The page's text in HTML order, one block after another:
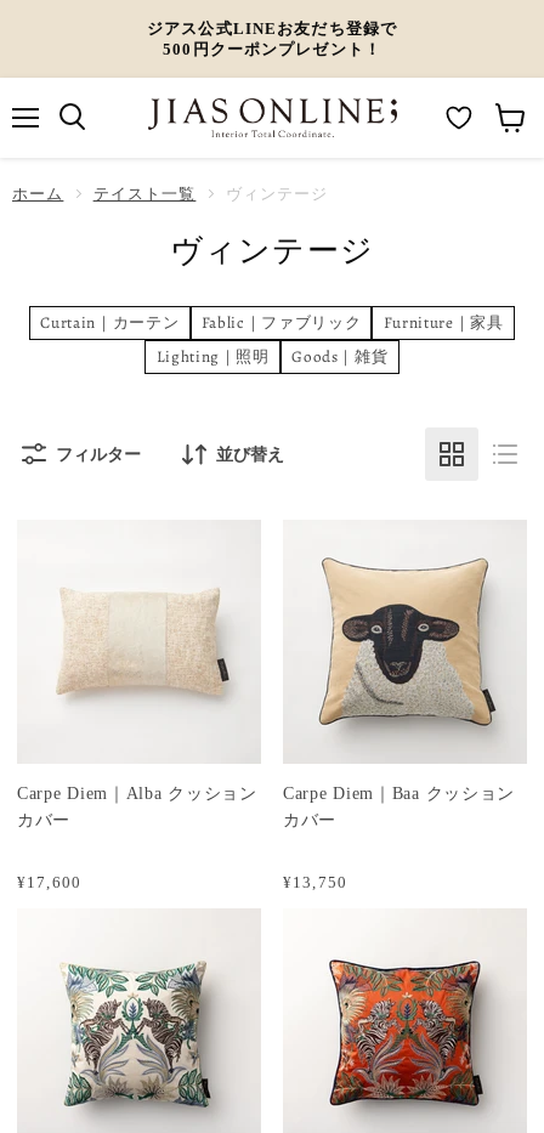
ジアス公式LINEお友だち登録で
500円クーポンプレゼント！
ー
t
る
ホーム テイスト一覧 ヴィンテージ
ヴィンテージ
Curtain｜カーテン Fablic｜ファブリック
Furniture｜家具
Lighting｜照明
Goods｜雑貨
フィルター 並び替え
¥17,600
Carpe Diem｜Alba クッション
カバー
¥13,750
Carpe Diem｜Baa クッション
カバー